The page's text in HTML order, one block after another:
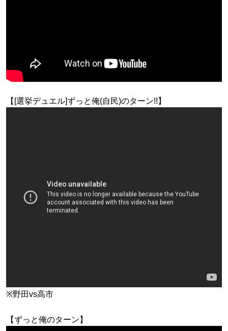
【[選挙デュエル]ずっと俺(自民)のターン!!】
※野田vs高市
【ずっと俺のターン】